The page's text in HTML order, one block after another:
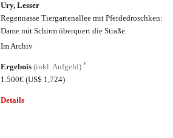
Ury, Lesser
Regennasse Tiergartenallee mit Pferdedroschken:
Dame mit Schirm überquert die Straße
Im Archiv
Ergebnis(inkl. Aufgeld)*
1.500€(US$ 1,724)
Details